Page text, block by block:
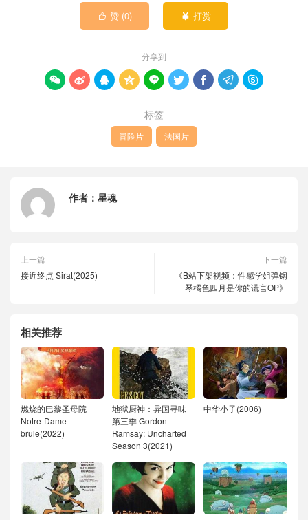
 赞 (0)  打赏
分享到
        
标签
冒险片 法国片
作者： 星魂
上一篇
接近终点 Sirat(2025)
下一篇
《B站下架视频：性感学姐弹钢
琴橘色四月是你的谎言OP》
相关推荐
燃烧的巴黎圣母院
Notre-Dame
brûle(2022)
地狱厨神：异国寻味
第三季 Gordon
Ramsay: Uncharted
Season 3(2021)
中华小子(2006)